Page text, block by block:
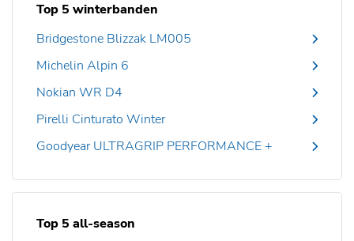
Top 5 winterbanden
Bridgestone Blizzak LM005
Michelin Alpin 6
Nokian WR D4
Pirelli Cinturato Winter
Goodyear ULTRAGRIP PERFORMANCE +
Top 5 all-season